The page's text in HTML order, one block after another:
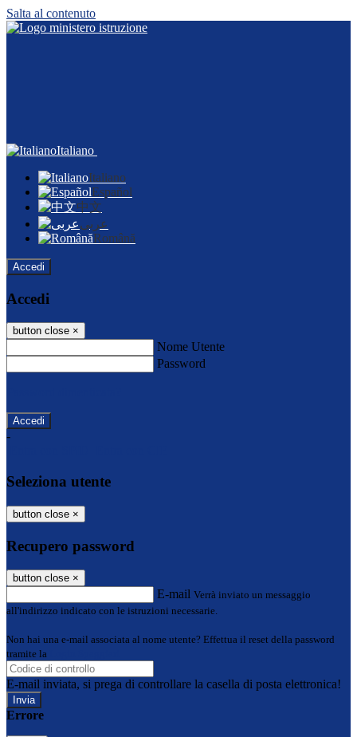
Salta al contenuto
Italiano
Italiano
Español
中文
عربى
Română
Accedi
Accedi
button close ×
Nome Utente
Password
-
Seleziona utente
button close ×
Recupero password
button close ×
E-mail Verrà inviato un messaggio
all'indirizzo indicato con le istruzioni necessarie.
Non hai una e-mail associata al nome utente? Effettua il reset della password
tramite la
E-mail inviata, si prega di controllare la casella di posta elettronica!
Errore